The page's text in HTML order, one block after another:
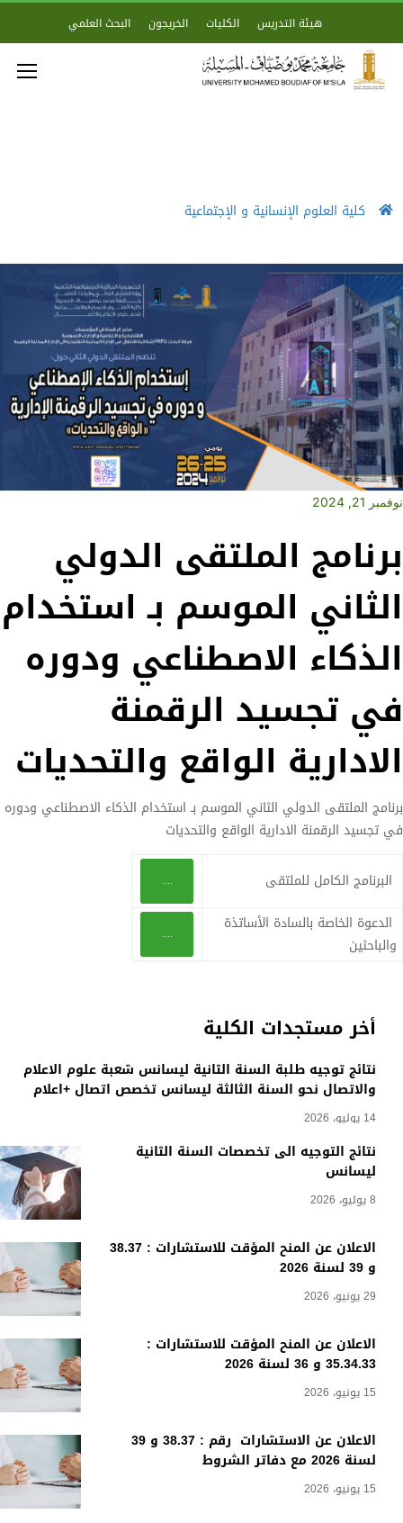
هيئة التدريس الكليات الخريجون البحث العلمي
كلية العلوم الإنسانية و الإجتماعية
أخر مستجدات الكلية
نتائج توجيه طلبة السنة الثانية ليسانس شعبة علوم الاعلام
والاتصال نحو السنة الثالثة ليسانس تخصص اتصال +اعلام
14 يوليو، 2026
نتائج التوجيه الى تخصصات السنة الثانية
ليسانس
8 يوليو، 2026
الاعلان عن المنح المؤقت للاستشارات : 38.37
و 39 لسنة 2026
29 يونيو، 2026
الاعلان عن المنح المؤقت للاستشارات :
35.34.33 و 36 لسنة 2026
15 يونيو، 2026
الاعلان عن الاستشارات رقم : 38.37 و 39
لسنة 2026 مع دفاتر الشروط
15 يونيو، 2026
نوفمبر 21, 2024
برنامج الملتقى الدولي
الثاني الموسم بـ استخدام
الذكاء الاصطناعي ودوره
في تجسيد الرقمنة
الادارية الواقع والتحديات
برنامج الملتقى الدولي الثاني الموسم بـ استخدام الذكاء الاصطناعي ودوره
في تجسيد الرقمنة الادارية الواقع والتحديات
البرنامج الكامل للملتقى ....
الدعوة الخاصة بالسادة الأساتذة
والباحثين
....